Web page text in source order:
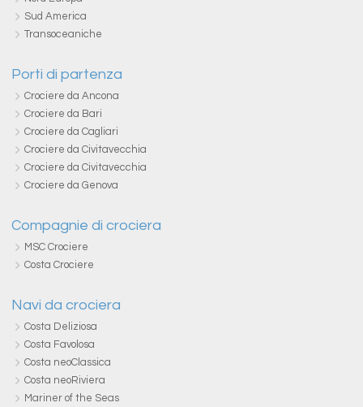
Sud America
Transoceaniche
Porti di partenza
Crociere da Ancona
Crociere da Bari
Crociere da Cagliari
Crociere da Civitavecchia
Crociere da Civitavecchia
Crociere da Genova
Compagnie di crociera
MSC Crociere
Costa Crociere
Navi da crociera
Costa Deliziosa
Costa Favolosa
Costa neoClassica
Costa neoRiviera
Mariner of the Seas